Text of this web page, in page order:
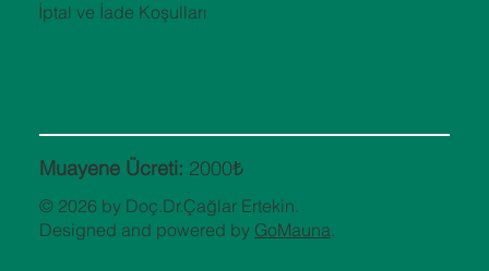
Muayene Ücreti: 2000₺
© 2026 by Doç.Dr.Çağlar Ertekin.
Designed and powered by GoMauna.
İptal ve İade Koşulları